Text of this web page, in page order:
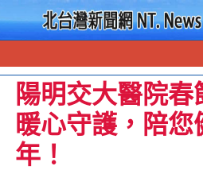
陽明交大醫院
暖心守護，陪您
年！